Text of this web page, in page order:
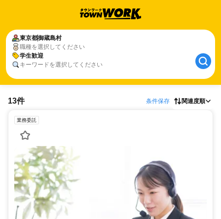
東京都御蔵島村
職種を選択してください
学生歓迎
キーワードを選択してください
13件 条件保存 関連度順
業務委託